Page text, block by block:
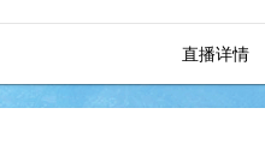
直播详情